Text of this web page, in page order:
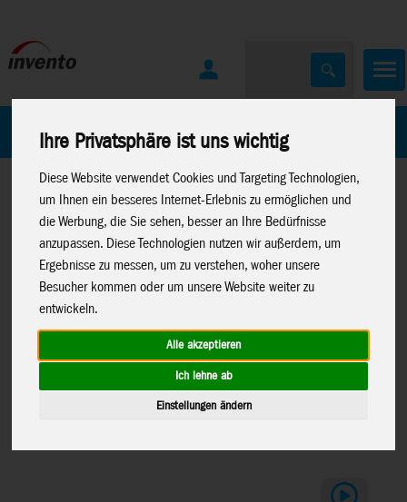
Ihre Privatsphäre ist uns wichtig
Diese Website verwendet Cookies und Targeting Technologien,
um Ihnen ein besseres Internet-Erlebnis zu ermöglichen und
die Werbung, die Sie sehen, besser an Ihre Bedürfnisse
anzupassen. Diese Technologien nutzen wir außerdem, um
Ergebnisse zu messen, um zu verstehen, woher unsere
Besucher kommen oder um unsere Website weiter zu
entwickeln.
Alle akzeptieren
Ich lehne ab
Einstellungen ändern
Home Marken
Home>Spielwaren>Konstruktion>Geomag
Geomag Classic Panels Recycled 78,
Magnetisches Bausystem, Leuchtende
472